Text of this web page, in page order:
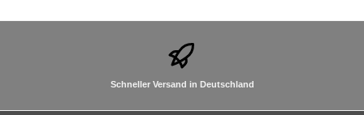
Schneller Versand in Deutschland